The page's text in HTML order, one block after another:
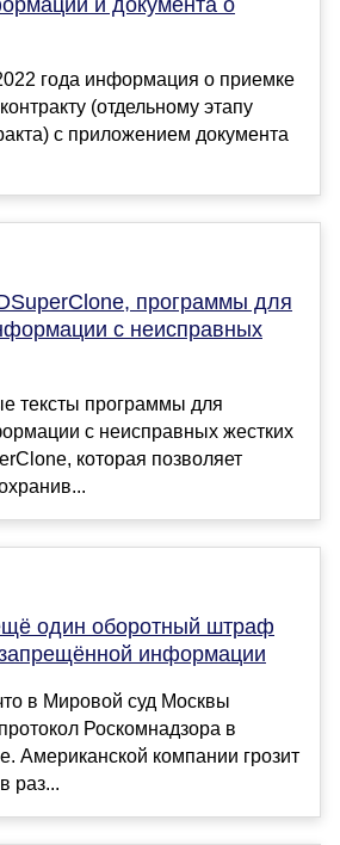
и документа о
года информация о приемке
(отдельному этапу
с приложением документа
программы для
с неисправных
тексты программы для
с неисправных жестких
которая позволяет
один оборотный штраф
информации
в Мировой суд Москвы
Роскомнадзора в
Американской компании грозит
раз...